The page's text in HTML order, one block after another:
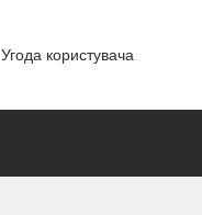
Угода користувача